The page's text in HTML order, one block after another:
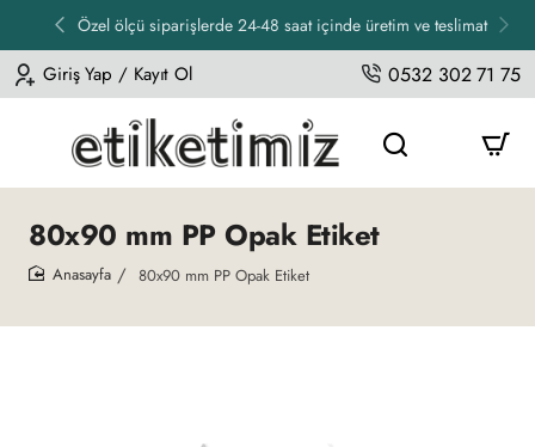
Özel ölçü siparişlerde 24-48 saat içinde üretim ve teslimat
Giriş Yap / Kayıt Ol 0532 302 71 75
80x90 mm PP Opak Etiket
80x90 mm PP Opak Etiket